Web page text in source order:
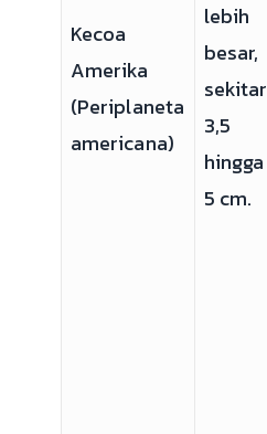
Kecoa
Amerika
(Periplaneta
americana)
lebih
besar,
sekitar
3,5
hingga
5 cm.